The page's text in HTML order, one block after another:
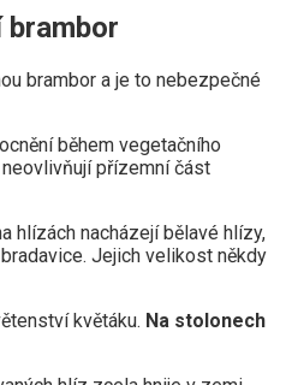
brambor
během vegetačního
přízemní část
hlízách nacházejí bělavé hlízy,
Jejich velikost někdy
květáku. Na stolonech